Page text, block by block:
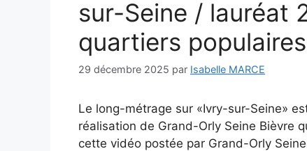
sur-Seine / lauréat
quartiers populaires
29 décembre 2025 par Isabelle MARCE
Le long-métrage sur «Ivry-sur-Seine»
réalisation de Grand-Orly Seine Bièvre
cette vidéo postée par Grand-Orly